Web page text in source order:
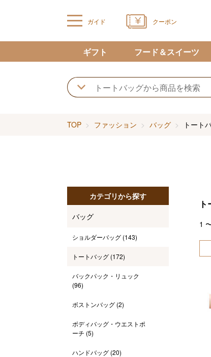
ガイド クーポン
ギフト フード＆スイーツ
TOP ファッション バッグ トート
1
カテゴリから探す
バッグ
ショルダーバッグ (143)
トートバッグ (172)
バックパック・リュック
(96)
ボストンバッグ (2)
ボディバッグ・ウエストポ
ーチ (5)
ハンドバッグ (20)